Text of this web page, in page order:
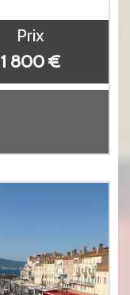
Prix
1 800 €